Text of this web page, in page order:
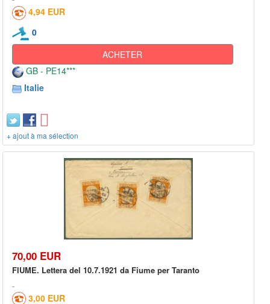
4,94 EUR
0
ACHETER
GB - PE14***
Italie
+ ajout à ma sélection
70,00 EUR
FIUME. Lettera del 10.7.1921 da Fiume per Taranto
3,00 EUR